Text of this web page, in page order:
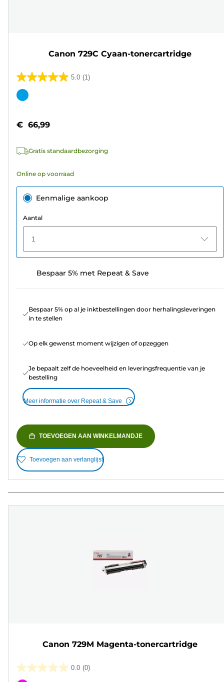
Canon 729C Cyaan-tonercartridge
5.0 (1)
5.0
van
sterren.
beoordeling
Kleurencartridge
€ 66,99
Gratis standaardbezorging
Online op voorraad
Eenmalige aankoop
Aantal
1
Bespaar 5% met Repeat & Save
Bespaar 5% op al je inktbestellingen door herhalingsleveringen
in te stellen
Op elk gewenst moment wijzigen of opzeggen
Je bepaalt zelf de hoeveelheid en leveringsfrequentie van je
bestelling
Meer informatie over Repeat & Save
TOEVOEGEN AAN WINKELMANDJE
Toevoegen aan verlanglijst
Canon 729M Magenta-tonercartridge
0.0 (0)
0.0